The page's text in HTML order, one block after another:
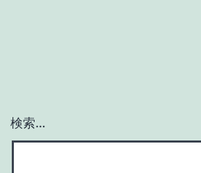
ン
検索…